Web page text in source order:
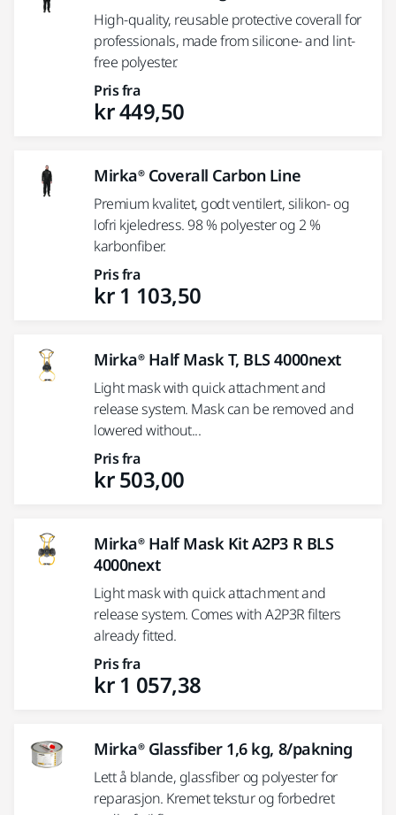
High-quality, reusable protective coverall for
professionals, made from silicone- and lint-
free polyester.
Pris fra
kr 449,50
Mirka® Coverall Carbon Line
Premium kvalitet, godt ventilert, silikon- og
lofri kjeledress. 98 % polyester og 2 %
karbonfiber.
Pris fra
kr 1 103,50
Mirka® Half Mask T, BLS 4000next
Light mask with quick attachment and
release system. Mask can be removed and
lowered without...
Pris fra
kr 503,00
Mirka® Half Mask Kit A2P3 R BLS
4000next
Light mask with quick attachment and
release system. Comes with A2P3R filters
already fitted.
Pris fra
kr 1 057,38
Mirka® Glassfiber 1,6 kg, 8/pakning
Lett å blande, glassfiber og polyester for
reparasjon. Kremet tekstur og forbedret